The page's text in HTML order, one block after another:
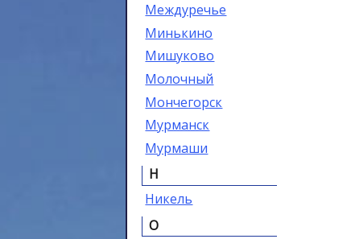
Междуречье
Минькино
Мишуково
Молочный
Мончегорск
Мурманск
Мурмаши
Н
Никель
О